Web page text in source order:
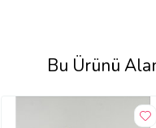
Bu Ürünü